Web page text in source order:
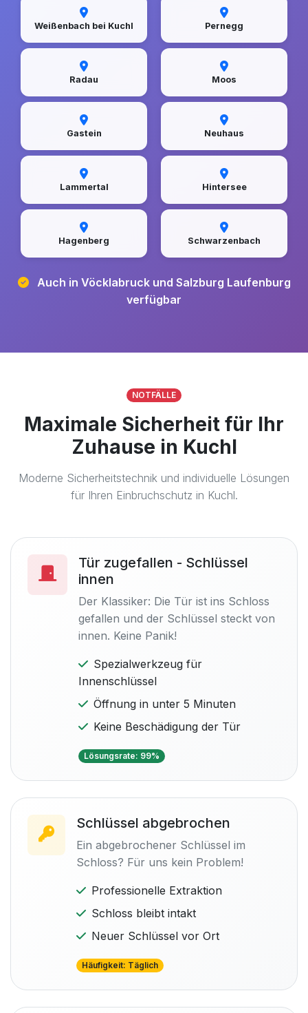
Weißenbach bei Kuchl Pernegg
Radau Moos
Gastein Neuhaus
Lammertal Hintersee
Hagenberg Schwarzenbach
Auch in Vöcklabruck und Salzburg Laufenburg
verfügbar
NOTFÄLLE
Maximale Sicherheit für Ihr
Zuhause in Kuchl
Moderne Sicherheitstechnik und individuelle Lösungen
für Ihren Einbruchschutz in Kuchl.
Tür zugefallen - Schlüssel
innen
Der Klassiker: Die Tür ist ins Schloss
gefallen und der Schlüssel steckt von
innen. Keine Panik!
Spezialwerkzeug für
Innenschlüssel
Öffnung in unter 5 Minuten
Keine Beschädigung der Tür
Lösungsrate: 99%
Schlüssel abgebrochen
Ein abgebrochener Schlüssel im
Schloss? Für uns kein Problem!
Professionelle Extraktion
Schloss bleibt intakt
Neuer Schlüssel vor Ort
Häufigkeit: Täglich